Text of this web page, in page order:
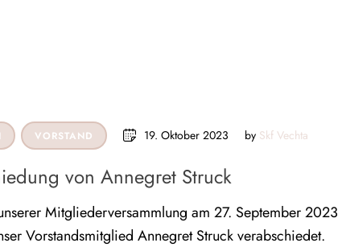
VORSTAND 19. Oktober 2023 by Skf Vechta
von Annegret Struck
Mitgliederversammlung am 27. September 2023
Vorstandsmitglied Annegret Struck verabschiedet.